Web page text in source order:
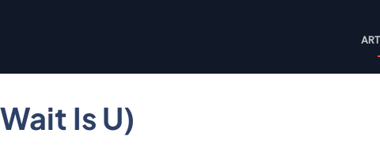
Is U)